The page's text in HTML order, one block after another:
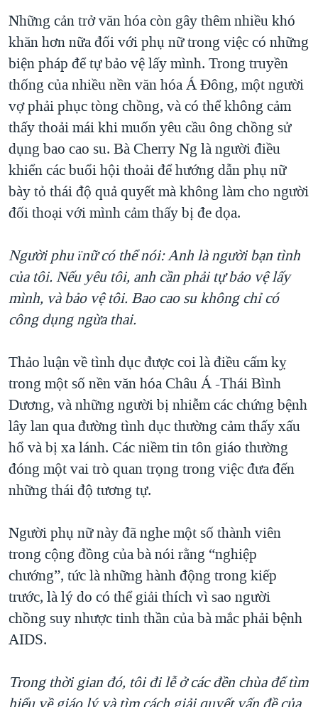
Những cản trở văn hóa còn gây thêm nhiều khó
khăn hơn nữa đối với phụ nữ trong việc có những
biện pháp để tự bảo vệ lấy mình. Trong truyền
thống của nhiều nền văn hóa Á Đông, một người
vợ phải phục tòng chồng, và có thể không cảm
thấy thoải mái khi muốn yêu cầu ông chồng sử
dụng bao cao su. Bà Cherry Ng là người điều
khiển các buổi hội thoải để hướng dẫn phụ nữ
bày tỏ thái độ quả quyết mà không làm cho người
đối thoại với mình cảm thấy bị đe dọa.
Người phu ïnữ có thể nói: Anh là người bạn tình
của tôi. Nếu yêu tôi, anh cần phải tự bảo vệ lấy
mình, và bảo vệ tôi. Bao cao su không chỉ có
công dụng ngừa thai.
Thảo luận về tình dục được coi là điều cấm kỵ
trong một số nền văn hóa Châu Á -Thái Bình
Dương, và những người bị nhiễm các chứng bệnh
lây lan qua đường tình dục thường cảm thấy xấu
hổ và bị xa lánh. Các niềm tin tôn giáo thường
đóng một vai trò quan trọng trong việc đưa đến
những thái độ tương tự.
Người phụ nữ này đã nghe một số thành viên
trong cộng đồng của bà nói rằng “nghiệp
chướng”, tức là những hành động trong kiếp
trước, là lý do có thể giải thích vì sao người
chồng suy nhược tinh thần của bà mắc phải bệnh
AIDS.
Trong thời gian đó, tôi đi lễ ở các đền chùa để tìm